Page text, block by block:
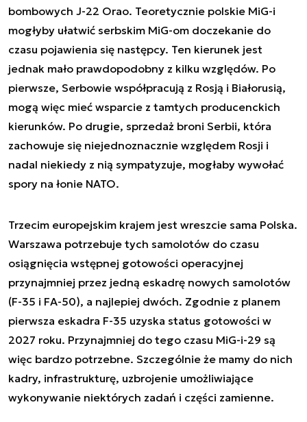
bombowych J-22 Orao. Teoretycznie polskie MiG-i
mogłyby ułatwić serbskim MiG-om doczekanie do
czasu pojawienia się następcy. Ten kierunek jest
jednak mało prawdopodobny z kilku względów. Po
pierwsze, Serbowie współpracują z Rosją i Białorusią,
mogą więc mieć wsparcie z tamtych producenckich
kierunków. Po drugie, sprzedaż broni Serbii, która
zachowuje się niejednoznacznie względem Rosji i
nadal niekiedy z nią sympatyzuje, mogłaby wywołać
spory na łonie NATO.
Trzecim europejskim krajem jest wreszcie sama Polska.
Warszawa potrzebuje tych samolotów do czasu
osiągnięcia wstępnej gotowości operacyjnej
przynajmniej przez jedną eskadrę nowych samolotów
(F-35 i FA-50), a najlepiej dwóch. Zgodnie z planem
pierwsza eskadra F-35 uzyska status gotowości w
2027 roku. Przynajmniej do tego czasu MiG-i-29 są
więc bardzo potrzebne. Szczególnie że mamy do nich
kadry, infrastrukturę, uzbrojenie umożliwiające
wykonywanie niektórych zadań i części zamienne.